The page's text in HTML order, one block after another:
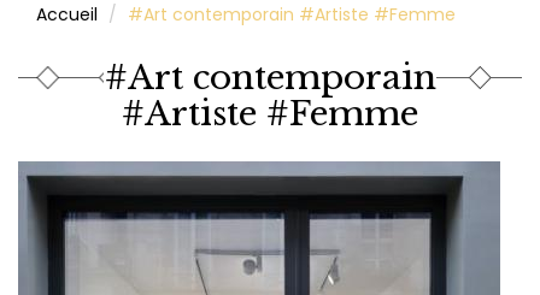
recherche
Accueil #Art contemporain #Artiste #Femme
#Art contemporain
#Artiste #Femme